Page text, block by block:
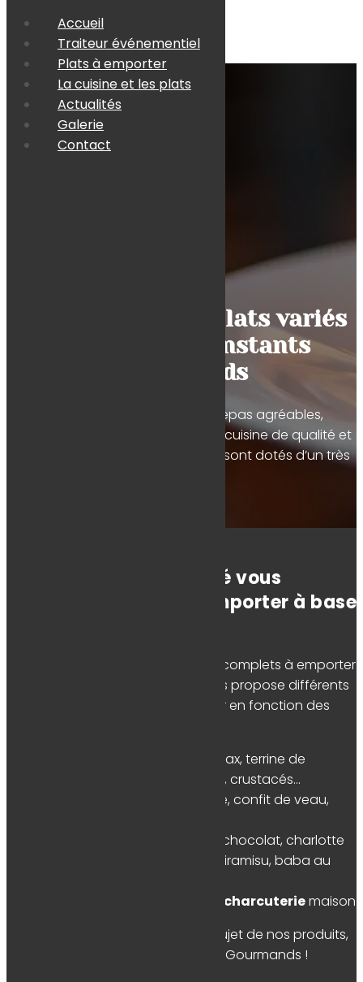
La cuisine et les plats variés
proposés par Instants
Gourmands
De façon à vous faire profiter de repas agréables,
Instants Gourmands propose une cuisine de qualité et
des plats variés. Nos produits frais sont dotés d’un très
Un traiteur expérimenté vous
présente ses plats à emporter à base
Nous vous proposons des menus complets à emporter
ou à la livraison. Votre traiteur vous propose différents
types de plats (la carte peut varier en fonction des
: saumon gravlax, terrine de
poisson, brandade de morue, crustacés…
: suprême de volaille, confit de veau,
divers : mousse au chocolat, charlotte
aux fruits rouges, entremets, tiramisu, baba au
charcuteriemaison
Pour plus de renseignements au sujet de nos produits,
n’hésitez pas à contacter Instants Gourmands !
Accueil
Traiteur événementiel
Plats à emporter
La cuisine et les plats
Actualités
Galerie
Contact